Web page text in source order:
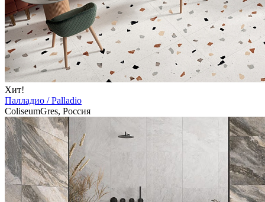
Хит!
Палладио / Palladio
ColiseumGres, Россия